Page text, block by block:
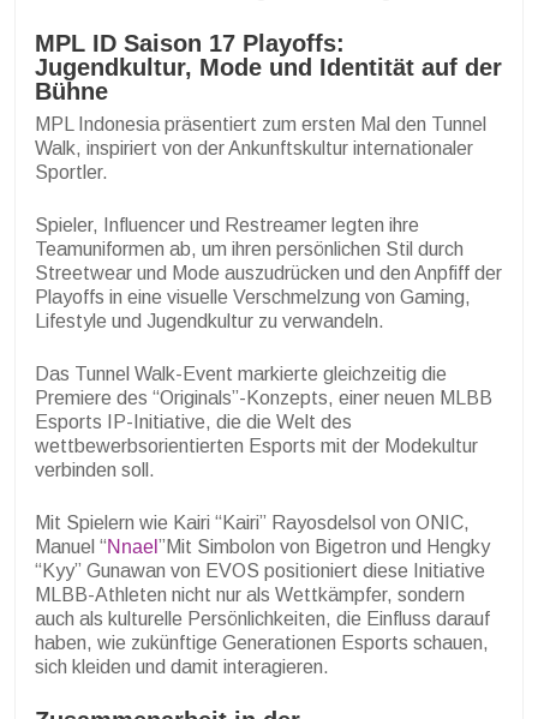
MPL ID Saison 17 Playoffs:
Jugendkultur, Mode und Identität auf der
Bühne
MPL Indonesia präsentiert zum ersten Mal den Tunnel
Walk, inspiriert von der Ankunftskultur internationaler
Sportler.
Spieler, Influencer und Restreamer legten ihre
Teamuniformen ab, um ihren persönlichen Stil durch
Streetwear und Mode auszudrücken und den Anpfiff der
Playoffs in eine visuelle Verschmelzung von Gaming,
Lifestyle und Jugendkultur zu verwandeln.
Das Tunnel Walk-Event markierte gleichzeitig die
Premiere des “Originals”-Konzepts, einer neuen MLBB
Esports IP-Initiative, die die Welt des
wettbewerbsorientierten Esports mit der Modekultur
verbinden soll.
Mit Spielern wie Kairi “Kairi” Rayosdelsol von ONIC,
Manuel “Nnael ”Mit Simbolon von Bigetron und Hengky
“Kyy” Gunawan von EVOS positioniert diese Initiative
MLBB-Athleten nicht nur als Wettkämpfer, sondern
auch als kulturelle Persönlichkeiten, die Einfluss darauf
haben, wie zukünftige Generationen Esports schauen,
sich kleiden und damit interagieren.